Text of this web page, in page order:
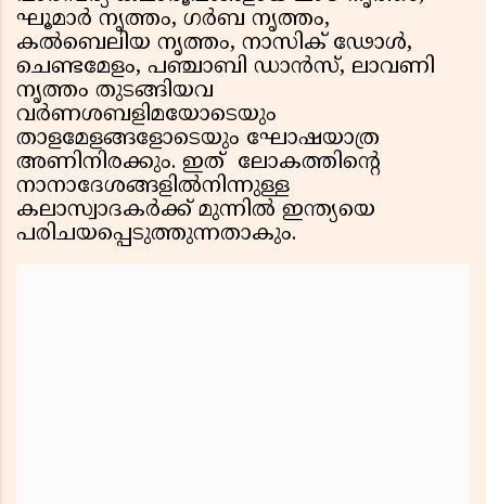
ഘൂമാര്‍ നൃത്തം, ഗര്‍ബ നൃത്തം,
കല്‍ബെലിയ നൃത്തം, നാസിക് ഢോള്‍,
ചെണ്ടമേളം, പഞ്ചാബി ഡാന്‍സ്, ലാവണി
നൃത്തം തുടങ്ങിയവ
വര്‍ണശബളിമയോടെയും
താളമേളങ്ങളോടെയും ഘോഷയാത്ര
അണിനിരക്കും. ഇത് ലോകത്തിന്റെ
നാനാദേശങ്ങളില്‍നിന്നുള്ള
കലാസ്വാദകര്‍ക്ക് മുന്നില്‍ ഇന്ത്യയെ
പരിചയപ്പെടുത്തുന്നതാകും.